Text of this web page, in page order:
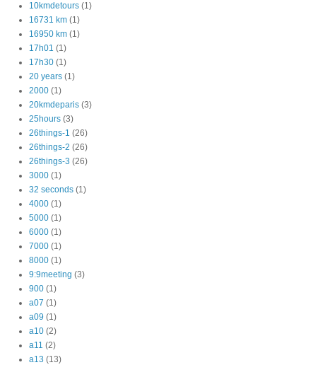
10kmdetours (1)
16731 km (1)
16950 km (1)
17h01 (1)
17h30 (1)
20 years (1)
2000 (1)
20kmdeparis (3)
25hours (3)
26things-1 (26)
26things-2 (26)
26things-3 (26)
3000 (1)
32 seconds (1)
4000 (1)
5000 (1)
6000 (1)
7000 (1)
8000 (1)
9:9meeting (3)
900 (1)
a07 (1)
a09 (1)
a10 (2)
a11 (2)
a13 (13)